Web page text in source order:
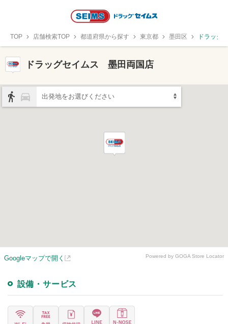
TOP 店舗検索TOP 都道府県から探す 東京都 墨田区 ドラッグ
ドラッグセイムス 墨田両国店
出発地をお選びください
Googleマップで開く Powered by GOGA Store Locator
設備・サービス